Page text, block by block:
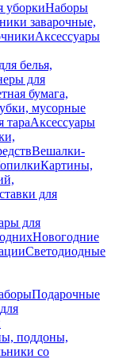
уборкиНаборы
заварочные,
Аксессуары
белья,
для
бумага,
мусорные
тараАксессуары
Вешалки-
Картины,
для
для
Новогодние
Светодиодные
Подарочные
поддоны,
со